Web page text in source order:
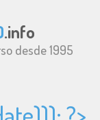
.info
desde 1995